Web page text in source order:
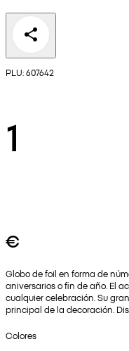
PLU: 607642
1
€
Globo de foil en forma de
aniversarios o fin de año. El
cualquier celebración. Su
principal de la decoración.
Colores